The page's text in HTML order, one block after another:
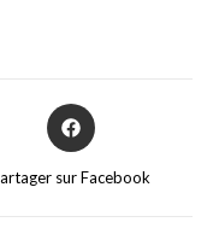
sur Facebook